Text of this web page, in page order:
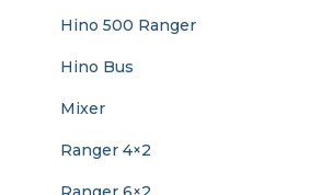
Hino 500 Ranger
Hino Bus
Mixer
Ranger 4×2